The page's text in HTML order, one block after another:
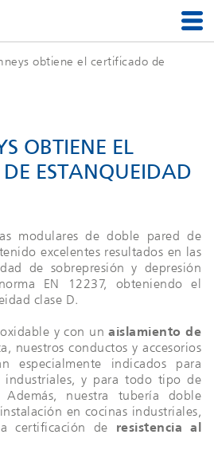
obtiene el certificado de
OBTIENE EL
ESTANQUEIDAD
modulares de doble pared de
excelentes resultados en las
de sobrepresión y depresión
EN 12237, obteniendo el
clase D.
y con unaislamiento de
nuestros conductos y accesorios
especialmente indicados para
industriales, y para todo tipo de
Además, nuestra tubería doble
en cocinas industriales,
certificación de resistencia al